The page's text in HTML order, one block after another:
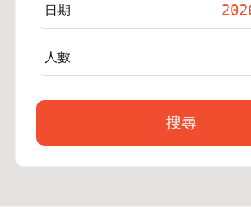
日期
人數
搜尋